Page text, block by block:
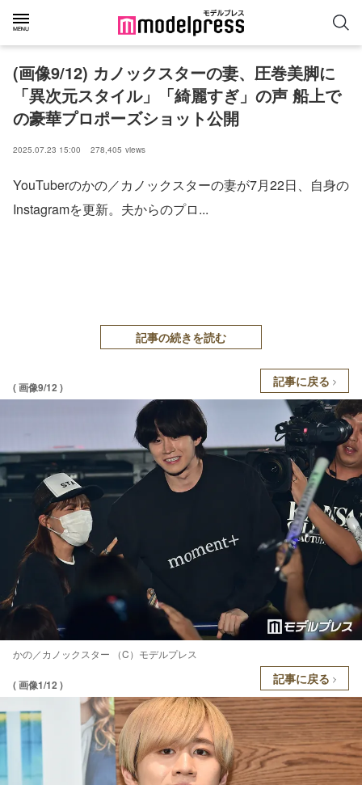
(画像9/12) カノックスターの妻、圧巻美脚に
「異次元スタイル」「綺麗すぎ」の声 船上で
の豪華プロポーズショット公開
2025.07.23 15:00 278,405 views
YouTuberのかの／カノックスターの妻が7月22日、自身の
Instagramを更新。夫からのプロ...
記事の続きを読む
( 画像9/12 ) 記事に戻る
かの／カノックスター （C）モデルプレス
( 画像1/12 ) 記事に戻る